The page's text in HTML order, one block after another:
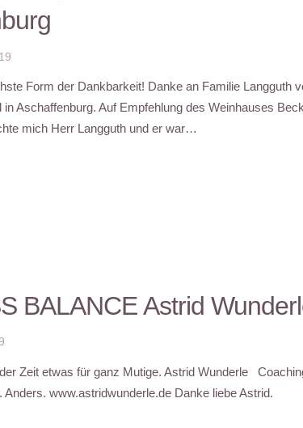
Form der Dankbarkeit! Danke an Familie Langguth
Aschaffenburg. Auf Empfehlung des Weinhauses
mich Herr Langguth und er war…
BALANCE Astrid
Zeit etwas für ganz Mutige. Astrid Wunderle
www.astridwunderle.de Danke liebe Astrid.